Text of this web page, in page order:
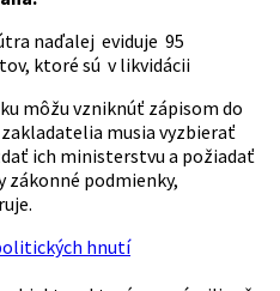
naďalej eviduje 95
ktoré sú v likvidácii
môžu vzniknúť zápisom do
musia vyzbierať
ich ministerstvu a požiadať
zákonné podmienky,
hnutí